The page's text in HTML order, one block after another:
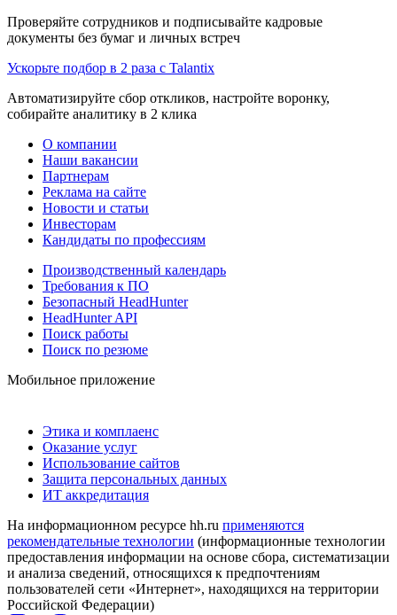
Проверяйте сотрудников и подписывайте кадровые
документы без бумаг и личных встреч
Ускорьте подбор в 2 раза с Talantix
Автоматизируйте сбор откликов, настройте воронку,
собирайте аналитику в 2 клика
О компании
Наши вакансии
Партнерам
Реклама на сайте
Новости и статьи
Инвесторам
Кандидаты по профессиям
Производственный календарь
Требования к ПО
Безопасный HeadHunter
HeadHunter API
Поиск работы
Поиск по резюме
Мобильное приложение
Этика и комплаенс
Оказание услуг
Использование сайтов
Защита персональных данных
ИТ аккредитация
На информационном ресурсе hh.ru применяются
рекомендательные технологии (информационные технологии
предоставления информации на основе сбора, систематизации
и анализа сведений, относящихся к предпочтениям
пользователей сети «Интернет», находящихся на территории
Российской Федерации)